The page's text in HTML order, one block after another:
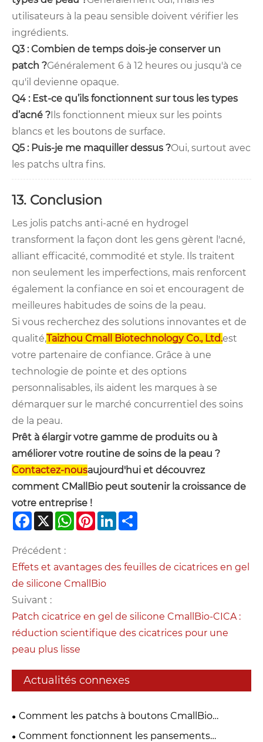
utilisateurs à la peau sensible doivent vérifier les
ingrédients.
Q3 : Combien de temps dois-je conserver un
patch ?Généralement 6 à 12 heures ou jusqu'à ce
qu'il devienne opaque.
Q4 : Est-ce qu’ils fonctionnent sur tous les types
d’acné ? Ils fonctionnent mieux sur les points
blancs et les boutons de surface.
Q5 : Puis-je me maquiller dessus ?Oui, surtout avec
les patchs ultra fins.
13. Conclusion
Les jolis patchs anti-acné en hydrogel
transforment la façon dont les gens gèrent l'acné,
alliant efficacité, commodité et style. Ils traitent
non seulement les imperfections, mais renforcent
également la confiance en soi et encouragent de
meilleures habitudes de soins de la peau.
Si vous recherchez des solutions innovantes et de
qualité,Taizhou Cmall Biotechnology Co., Ltd.est
votre partenaire de confiance. Grâce à une
technologie de pointe et des options
personnalisables, ils aident les marques à se
démarquer sur le marché concurrentiel des soins
de la peau.
Prêt à élargir votre gamme de produits ou à
améliorer votre routine de soins de la peau ?
Contactez-nousaujourd'hui et découvrez
comment CMallBio peut soutenir la croissance de
votre entreprise !
Facebook
X WhatsApp
Pinterest
LinkedIn
Précédent :
Effets et avantages des feuilles de cicatrices en gel
de silicone CmallBio
Suivant :
Patch cicatrice en gel de silicone CmallBio-CICA :
réduction scientifique des cicatrices pour une
peau plus lisse
Actualités connexes
Comment les patchs à boutons CmallBio
fonctionnent pour une peau plus claire pendant la
Comment fonctionnent les pansements